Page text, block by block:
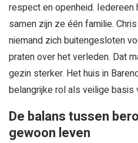
respect en openheid. Iedereen
samen zijn ze één familie.
niemand zich buitengesloten
praten over het verleden. Dat
gezin sterker. Het huis in
belangrijke rol als veilige basis
De balans tussen
gewoon leven